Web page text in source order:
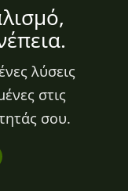
λύσεις
στις
σου.